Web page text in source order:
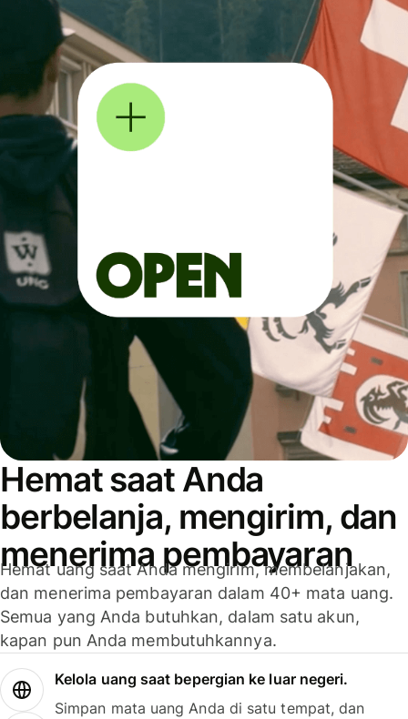
Hemat saat Anda
berbelanja, mengirim, dan
menerima pembayaran
Hemat uang saat Anda mengirim, membelanjakan,
dan menerima pembayaran dalam 40+ mata uang.
Semua yang Anda butuhkan, dalam satu akun,
kapan pun Anda membutuhkannya.
Kelola uang saat bepergian ke luar negeri.
Simpan mata uang Anda di satu tempat, dan